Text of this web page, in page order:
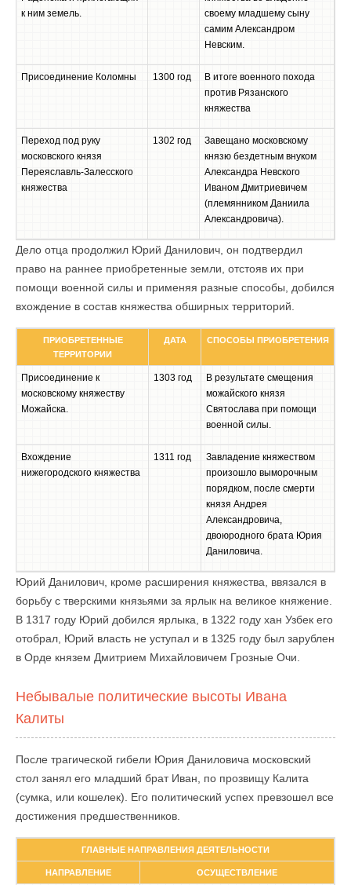
к ним земель.
своему младшему сыну
самим Александром
Невским.
Присоединение Коломны 1300 год
В итоге военного похода
против Рязанского
княжества
Переход под руку
московского князя
Переяславль-Залесского
княжества
1302 год
Завещано московскому
князю бездетным внуком
Александра Невского
Иваном Дмитриевичем
(племянником Даниила
Александровича).
Дело отца продолжил Юрий Данилович, он подтвердил
право на раннее приобретенные земли, отстояв их при
помощи военной силы и применяя разные способы, добился
вхождение в состав княжества обширных территорий.
ПРИОБРЕТЕННЫЕ
ТЕРРИТОРИИ
ДАТА СПОСОБЫ ПРИОБРЕТЕНИЯ
Присоединение к
московскому княжеству
Можайска.
1303 год
В результате смещения
можайского князя
Святослава при помощи
военной силы.
Вхождение
нижегородского княжества
1311 год
Завладение княжеством
произошло выморочным
порядком, после смерти
князя Андрея
Александровича,
двоюродного брата Юрия
Даниловича.
Юрий Данилович, кроме расширения княжества, ввязался в
борьбу с тверскими князьями за ярлык на великое княжение.
В 1317 году Юрий добился ярлыка, в 1322 году хан Узбек его
отобрал, Юрий власть не уступал и в 1325 году был зарублен
в Орде князем Дмитрием Михайловичем Грозные Очи.
Небывалые политические высоты Ивана
Калиты
После трагической гибели Юрия Даниловича московский
стол занял его младший брат Иван, по прозвищу Калита
(сумка, или кошелек). Его политический успех превзошел все
достижения предшественников.
ГЛАВНЫЕ НАПРАВЛЕНИЯ ДЕЯТЕЛЬНОСТИ
НАПРАВЛЕНИЕ ОСУЩЕСТВЛЕНИЕ